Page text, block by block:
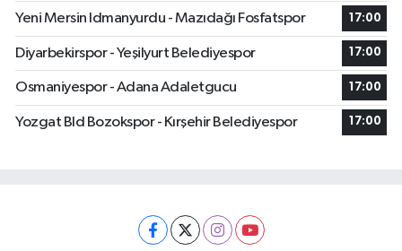
Yeni Mersin Idmanyurdu - Mazıdağı Fosfatspor 17:00
Diyarbekirspor - Yeşilyurt Belediyespor 17:00
Osmaniyespor - Adana Adaletgucu 17:00
Yozgat Bld Bozokspor - Kırşehir Belediyespor 17:00